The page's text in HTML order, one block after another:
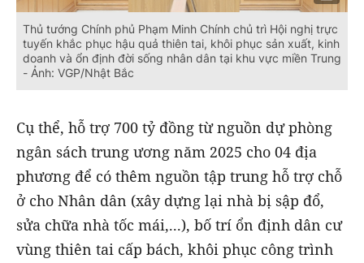
Thủ tướng Chính phủ Phạm Minh Chính chủ trì Hội nghị trực
tuyến khắc phục hậu quả thiên tai, khôi phục sản xuất, kinh
doanh và ổn định đời sống nhân dân tại khu vực miền Trung
- Ảnh: VGP/Nhật Bắc
Cụ thể, hỗ trợ 700 tỷ đồng từ nguồn dự phòng
ngân sách trung ương năm 2025 cho 04 địa
phương để có thêm nguồn tập trung hỗ trợ chỗ
ở cho Nhân dân (xây dựng lại nhà bị sập đổ,
sửa chữa nhà tốc mái,...), bố trí ổn định dân cư
vùng thiên tai cấp bách, khôi phục công trình